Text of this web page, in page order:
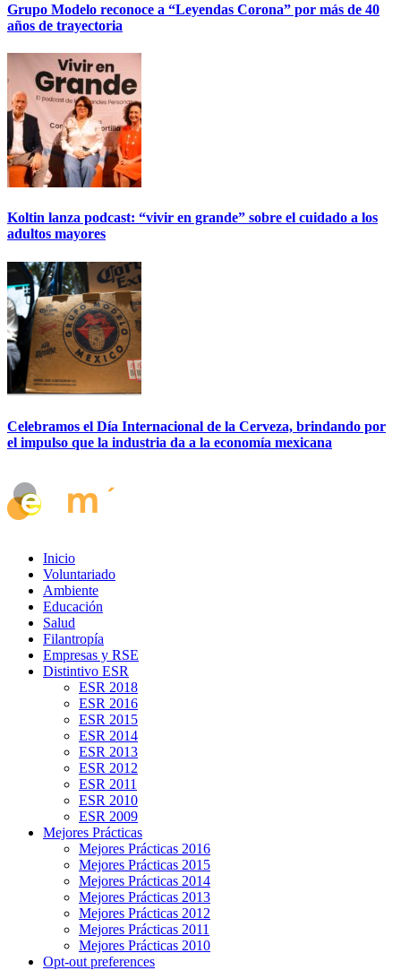
Grupo Modelo reconoce a “Leyendas Corona” por más de 40
años de trayectoria
Koltin lanza podcast: “vivir en grande” sobre el cuidado a los
adultos mayores
Celebramos el Día Internacional de la Cerveza, brindando por
el impulso que la industria da a la economía mexicana
Inicio
Voluntariado
Ambiente
Educación
Salud
Filantropía
Empresas y RSE
Distintivo ESR
ESR 2018
ESR 2016
ESR 2015
ESR 2014
ESR 2013
ESR 2012
ESR 2011
ESR 2010
ESR 2009
Mejores Prácticas
Mejores Prácticas 2016
Mejores Prácticas 2015
Mejores Prácticas 2014
Mejores Prácticas 2013
Mejores Prácticas 2012
Mejores Prácticas 2011
Mejores Prácticas 2010
Opt-out preferences